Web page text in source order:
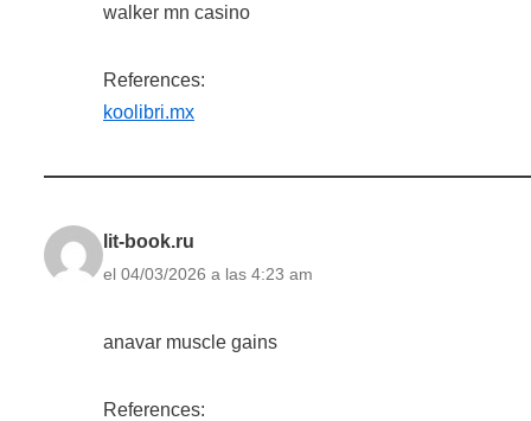
walker mn casino
References:
koolibri.mx
lit-book.ru
el 04/03/2026 a las 4:23 am
anavar muscle gains
References: